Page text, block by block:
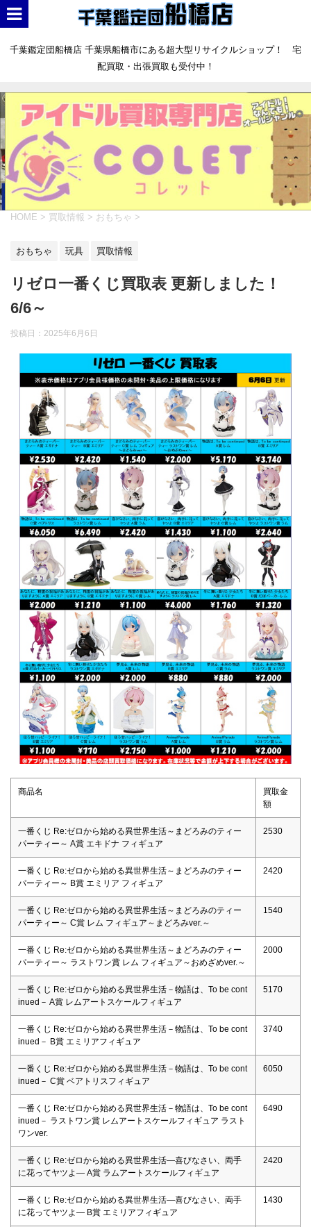
千葉鑑定団船橋店 千葉県船橋市にある超大型リサイクルショップ！ 宅
配買取・出張買取も受付中！
HOME > 買取情報 > おもちゃ >
おもちゃ 玩具 買取情報
リゼロ一番くじ買取表 更新しました！
6/6～
投稿日： 2025年6月6日
商品名
買取金
額
一番くじ Re:ゼロから始める異世界生活～まどろみのティー
パーティー～ A賞 エキドナ フィギュア
2530
一番くじ Re:ゼロから始める異世界生活～まどろみのティー
パーティー～ B賞 エミリア フィギュア
2420
一番くじ Re:ゼロから始める異世界生活～まどろみのティー
パーティー～ C賞 レム フィギュア～まどろみver.～
1540
一番くじ Re:ゼロから始める異世界生活～まどろみのティー
パーティー～ ラストワン賞 レム フィギュア～おめざめver.～
2000
一番くじ Re:ゼロから始める異世界生活－物語は、To be cont
inued－ A賞 レムアートスケールフィギュア
5170
一番くじ Re:ゼロから始める異世界生活－物語は、To be cont
inued－ B賞 エミリアフィギュア
3740
一番くじ Re:ゼロから始める異世界生活－物語は、To be cont
inued－ C賞 ベアトリスフィギュア
6050
一番くじ Re:ゼロから始める異世界生活－物語は、To be cont
inued－ ラストワン賞 レムアートスケールフィギュア ラスト
ワンver.
6490
一番くじ Re:ゼロから始める異世界生活―喜びなさい、両手
に花ってヤツよ― A賞 ラムアートスケールフィギュア
2420
一番くじ Re:ゼロから始める異世界生活―喜びなさい、両手
に花ってヤツよ― B賞 エミリアフィギュア
1430